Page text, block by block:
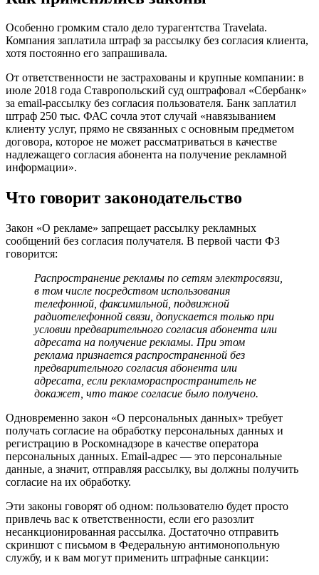
Особенно громким стало дело турагентства Travelata.
Компания заплатила штраф за рассылку без согласия клиента,
хотя постоянно его запрашивала.
От ответственности не застрахованы и крупные компании: в
июле 2018 года Ставропольский суд оштрафовал «Сбербанк»
за email-рассылку без согласия пользователя. Банк заплатил
штраф 250 тыс. ФАС сочла этот случай «навязыванием
клиенту услуг, прямо не связанных с основным предметом
договора, которое не может рассматриваться в качестве
надлежащего согласия абонента на получение рекламной
информации».
Что говорит законодательство
Закон «О рекламе» запрещает рассылку рекламных
сообщений без согласия получателя. В первой части ФЗ
говорится:
Распространение рекламы по сетям электросвязи,
в том числе посредством использования
телефонной, факсимильной, подвижной
радиотелефонной связи, допускается только при
условии предварительного согласия абонента или
адресата на получение рекламы. При этом
реклама признается распространенной без
предварительного согласия абонента или
адресата, если рекламораспространитель не
докажет, что такое согласие было получено.
Одновременно закон «О персональных данных» требует
получать согласие на обработку персональных данных и
регистрацию в Роскомнадзоре в качестве оператора
персональных данных. Email-адрес — это персональные
данные, а значит, отправляя рассылку, вы должны получить
согласие на их обработку.
Эти законы говорят об одном: пользователю будет просто
привлечь вас к ответственности, если его разозлит
несанкционированная рассылка. Достаточно отправить
скриншот с письмом в Федеральную антимонопольную
службу, и к вам могут применить штрафные санкции: